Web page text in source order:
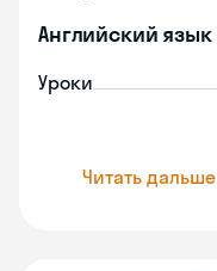
Английский язык
Уроки
Читать дальше